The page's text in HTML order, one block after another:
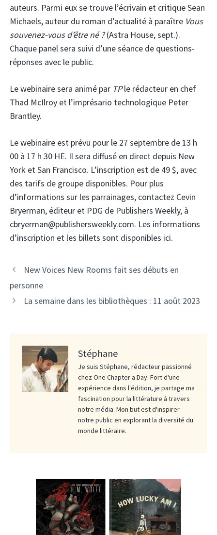
auteurs. Parmi eux se trouve l’écrivain et critique Sean
Michaels, auteur du roman d’actualité à paraître Vous
souvenez-vous d’être né ?(Astra House, sept.).
Chaque panel sera suivi d’une séance de questions-
réponses avec le public.
Le webinaire sera animé par TPle rédacteur en chef
Thad McIlroy et l’imprésario technologique Peter
Brantley.
Le webinaire est prévu pour le 27 septembre de 13 h
00 à 17 h 30 HE. Il sera diffusé en direct depuis New
York et San Francisco. L’inscription est de 49 $, avec
des tarifs de groupe disponibles. Pour plus
d’informations sur les parrainages, contactez Cevin
Bryerman, éditeur et PDG de Publishers Weekly, à
cbryerman@publishersweekly.com. Les informations
d’inscription et les billets sont disponibles ici.
New Voices New Rooms fait ses débuts en
personne
La semaine dans les bibliothèques : 11 août 2023
Stéphane
Je suis Stéphane, rédacteur passionné
chez One Chapter a Day. Fort d'une
expérience dans l'édition, je partage ma
fascination pour la littérature à travers
notre média. Mon but est d'inspirer
notre public en explorant la diversité du
monde littéraire.